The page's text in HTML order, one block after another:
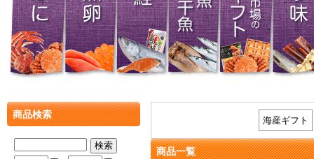
海産ギフト
商品一覧
商品検索